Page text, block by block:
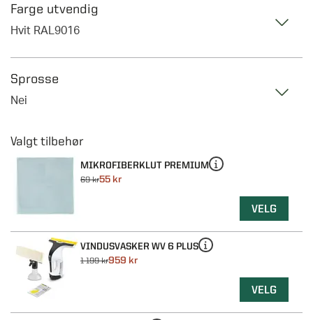
Farge utvendig
Hvit RAL9016
Sprosse
Nei
MIKROFIBERKLUT PREMIUM
69 kr55 kr
VELG
VINDUSVASKER WV 6 PLUS
1 199 kr959 kr
VELG